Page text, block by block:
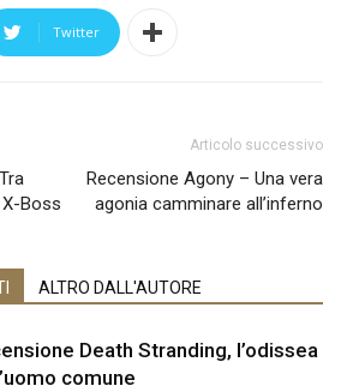
Twitter
Boss
Articolo successivo
Recensione Agony – Una vera
agonia camminare all’inferno
ALTRO DALL'AUTORE
Death Stranding, l’odissea
comune